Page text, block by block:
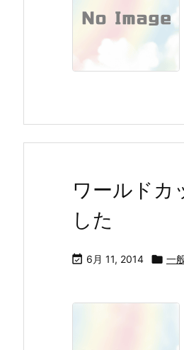
ワールドカ
した
 6月 11, 2014  一